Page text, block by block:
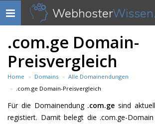
Navigation
anzeigen
Webhoster
.com.ge Domain-
Preisvergleich
Home Domains
Alle Domainendungen
.com.ge Domain-Preisvergleich
Für die Domainendung .com.ge sind
registiert. Damit belegt die .com.ge-